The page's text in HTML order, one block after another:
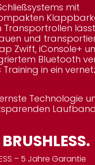
mit
und
Zwift, iConsole+
Bluetooth
in ein
Technologie
– 5 Jahre Garantie